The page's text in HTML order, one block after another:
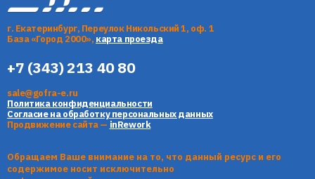
г. Екатеринбург, Переулок Никольский 1, оф. 1
База «Город 2000», карта проезда
+7 (343) 213 40 80
sale@gofra-e.ru
Политика конфиденциальности
Согласие на обработку персональных данных
Продвижение сайта — inRework
Обращаем Ваше внимание на то, что данный ресурс и его
содержимое носит исключительно